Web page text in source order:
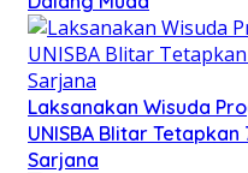
Laksanakan Wisuda
UNISBA Blitar
Sarjana